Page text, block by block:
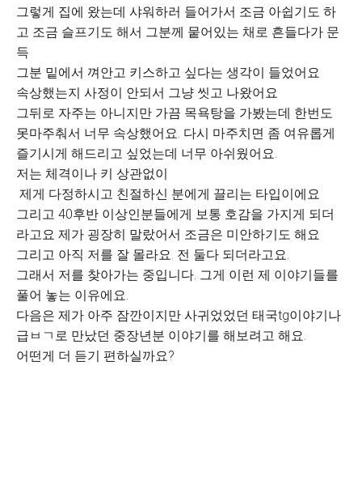
그렇게 집에 왔는데 샤워하러 들어가서 조금 아쉽기도 하
고 조금 슬프기도 해서 그분께 뭍어있는 채로 흔들다가 문
득
그분 밑에서 껴안고 키스하고 싶다는 생각이 들었어요
속상했는지 사정이 안되서 그냥 씻고 나왔어요
그뒤로 자주는 아니지만 가끔 목욕탕을 가봤는데 한번도
못마주춰서 너무 속상했어요. 다시 마주치면 좀 여유롭게
즐기시게 해드리고 싶었는데 너무 아쉬웠어요.
저는 체격이나 키 상관없이
제게 다정하시고 친절하신 분에게 끌리는 타입이에요
그리고 40후반 이상인분들에게 보통 호감을 가지게 되더
라고요 제가 굉장히 말랐어서 조금은 미안하기도 해요
그리고 아직 저를 잘 몰라요. 전 둘다 되더라고요.
그래서 저를 찾아가는 중입니다. 그게 이런 제 이야기들를
풀어 놓는 이유에요.
다음은 제가 아주 잠깐이지만 사귀었었던 태국tg이야기나
급ㅂㄱ로 만났던 중장년분 이야기를 해보려고 해요.
어떤게 더 듣기 편하실까요?